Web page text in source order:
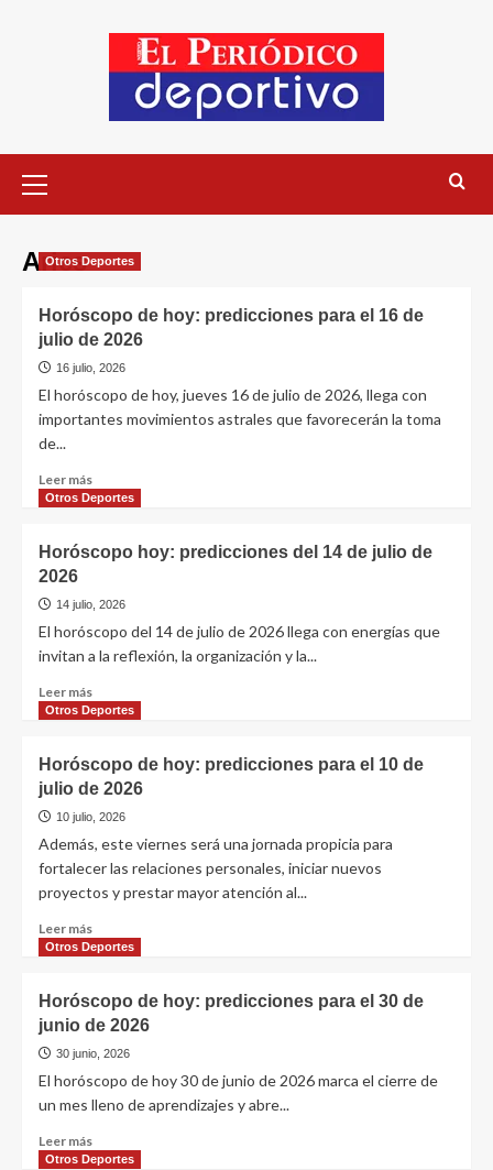
Aries
Otros Deportes
Horóscopo de hoy: predicciones para el 16 de
julio de 2026
16 julio, 2026
El horóscopo de hoy, jueves 16 de julio de 2026, llega con
importantes movimientos astrales que favorecerán la toma
de...
Leer más
Otros Deportes
Horóscopo hoy: predicciones del 14 de julio de
2026
14 julio, 2026
El horóscopo del 14 de julio de 2026 llega con energías que
invitan a la reflexión, la organización y la...
Leer más
Otros Deportes
Horóscopo de hoy: predicciones para el 10 de
julio de 2026
10 julio, 2026
Además, este viernes será una jornada propicia para
fortalecer las relaciones personales, iniciar nuevos
proyectos y prestar mayor atención al...
Leer más
Otros Deportes
Horóscopo de hoy: predicciones para el 30 de
junio de 2026
30 junio, 2026
El horóscopo de hoy 30 de junio de 2026 marca el cierre de
un mes lleno de aprendizajes y abre...
Leer más
Otros Deportes